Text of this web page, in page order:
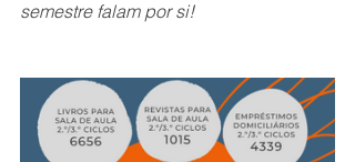
semestre falam por si!